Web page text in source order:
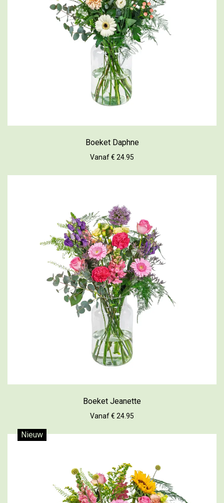
Boeket Daphne
Vanaf € 24.95
Boeket Jeanette
Vanaf € 24.95
Nieuw